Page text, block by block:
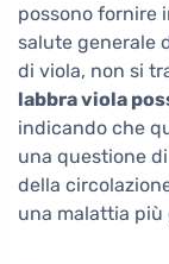
possono fornire
salute generale
di viola, non si
labbra viola
indicando che
una questione
della
una malattia più